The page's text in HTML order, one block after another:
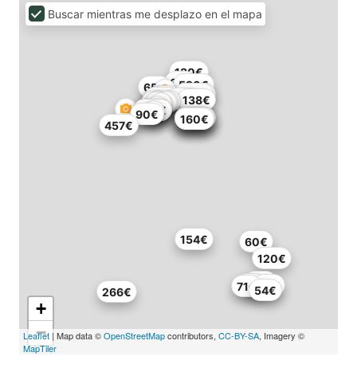
60€
120€
80€
61€
71€43€
54€
266€
154€
195€
195€
110€
138€
130€
65€
65€
90€
428€
240€
500€
590€
240€
150€
160€
106€
115€
267€
457€
155€
66€
+
−
Leaflet | Map data ©OpenStreetMapcontributors, CC-BY-SA, Imagery ©
MapTiler
Buscar mientras me desplazo en el mapa